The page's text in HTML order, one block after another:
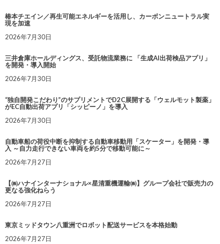
椿本チエイン／再生可能エネルギーを活用し、カーボンニュートラル実
現を加速
2026年7月30日
三井倉庫ホールディングス、受託物流業務に 「生成AI出荷検品アプリ」
を開発・導入開始
2026年7月30日
“独自開発こだわり”のサプリメントでD2C展開する「ウェルモット製薬」
がEC自動出荷アプリ「シッピーノ」を導入
2026年7月30日
自動車船の荷役中断を抑制する自動車移動用「スケーター」を開発・導
入 ～自力走行できない車両を約5分で移動可能に～
2026年7月27日
【㈱ハナインターナショナル×星清重機運輸㈱】グループ会社で販売力の
更なる強化ねらう
2026年7月27日
東京ミッドタウン八重洲でロボット配送サービスを本格始動
2026年7月27日